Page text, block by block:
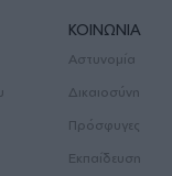
ΚΟΙΝΩΝΙΑ
Αστυνομία
Δικαιοσύνη
Πρόσφυγες
Εκπαίδευση